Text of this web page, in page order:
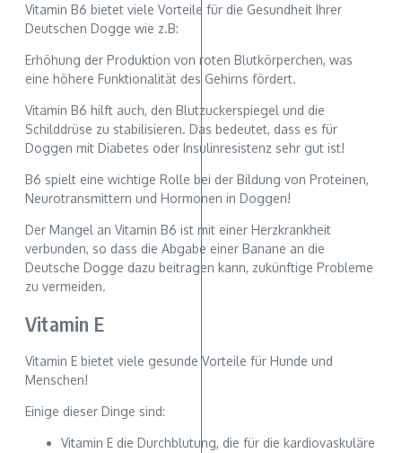
Vitamin B6 bietet viele Vorteile für die Gesundheit Ihrer
Deutschen Dogge wie z.B:
Erhöhung der Produktion von roten Blutkörperchen, was
eine höhere Funktionalität des Gehirns fördert.
Vitamin B6 hilft auch, den Blutzuckerspiegel und die
Schilddrüse zu stabilisieren. Das bedeutet, dass es für
Doggen mit Diabetes oder Insulinresistenz sehr gut ist!
B6 spielt eine wichtige Rolle bei der Bildung von Proteinen,
Neurotransmittern und Hormonen in Doggen!
Der Mangel an Vitamin B6 ist mit einer Herzkrankheit
verbunden, so dass die Abgabe einer Banane an die
Deutsche Dogge dazu beitragen kann, zukünftige Probleme
zu vermeiden.
Vitamin E
Vitamin E bietet viele gesunde Vorteile für Hunde und
Menschen!
Einige dieser Dinge sind:
Vitamin E die Durchblutung, die für die kardiovaskuläre